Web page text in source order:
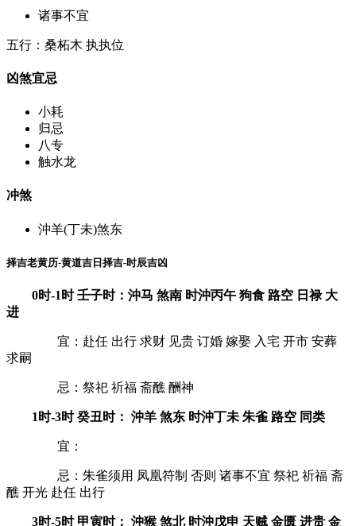
诸事不宜
五行：桑柘木 执执位
凶煞宜忌
小耗
归忌
八专
触水龙
冲煞
沖羊(丁未)煞东
择吉老黄历-黄道吉日择吉-时辰吉凶
0时-1时 壬子时：沖马 煞南 时沖丙午 狗食 路空 日禄 大
进
宜：赴任 出行 求财 见贵 订婚 嫁娶 入宅 开市 安葬
求嗣
忌：祭祀 祈福 斋醮 酬神
1时-3时 癸丑时： 沖羊 煞东 时沖丁未 朱雀 路空 同类
宜：
忌：朱雀须用 凤凰符制 否则 诸事不宜 祭祀 祈福 斋
醮 开光 赴任 出行
3时-5时 甲寅时： 沖猴 煞北 时沖戊申 天贼 金匮 进贵 金